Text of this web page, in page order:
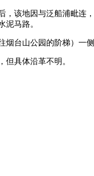
，该地因与泛船浦毗连
泥马路。
烟台山公园的阶梯）一
但具体沿革不明。